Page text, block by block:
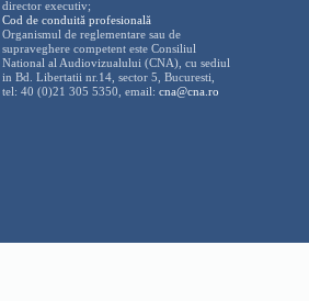
director executiv;
Cod de conduită profesională
Organismul de reglementare sau de
supraveghere competent este Consiliul
National al Audiovizualului (CNA), cu sediul
in Bd. Libertatii nr.14, sector 5, Bucuresti,
tel: 40 (0)21 305 5350, email: cna@cna.ro